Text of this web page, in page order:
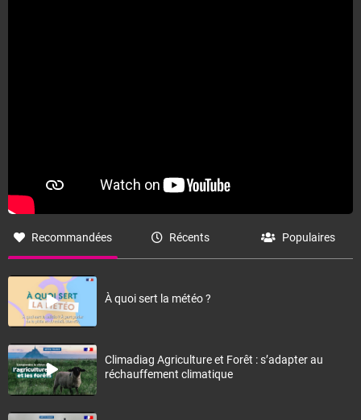
Recommandées Récents Populaires
À quoi sert la météo ?
Climadiag Agriculture et Forêt : s’adapter au
réchauffement climatique